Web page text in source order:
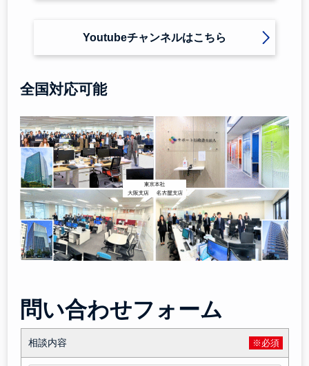
Youtubeチャンネルはこちら
全国対応可能
問い合わせフォーム
相談内容 ※必須